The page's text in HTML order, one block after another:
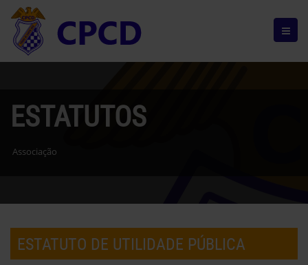
ESTATUTOS
Associação
ESTATUTO DE UTILIDADE PÚBLICA